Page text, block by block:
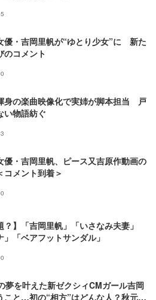
優・吉岡里帆が“ゆとり少女”に 新た
のコメント
身の楽曲映像化で実姉が脚本担当 戸
い物語紡ぐ
優・吉岡里帆、ピース又吉原作動画の
コメント到着＞
？】「吉岡里帆」「いさなみ夫妻」
」「ベアフットサンダル」
夢を叶えた新ゼクシィCMガール吉岡
こと…初の“相方”はどんな人？秋元康